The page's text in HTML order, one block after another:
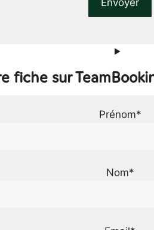
fiche sur
Prénom*
Nom*